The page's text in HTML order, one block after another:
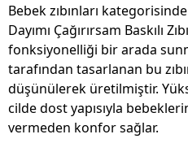
Bebek zıbınları
Dayımı Çağırırsam Baskılı
fonksiyonelliği bir arada
tarafından tasarlanan bu
düşünülerek üretilmiştir.
cilde dost yapısıyla
vermeden konfor sağlar.